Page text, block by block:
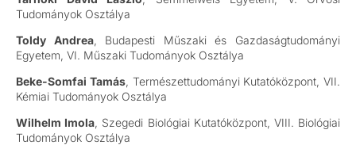
Tudományok Osztálya
Toldy Andrea, Budapesti Műszaki és Gazdaságtudományi
Egyetem, VI. Műszaki Tudományok Osztálya
Beke-Somfai Tamás, Természettudományi Kutatóközpont, VII.
Kémiai Tudományok Osztálya
Wilhelm Imola , Szegedi Biológiai Kutatóközpont, VIII. Biológiai
Tudományok Osztálya